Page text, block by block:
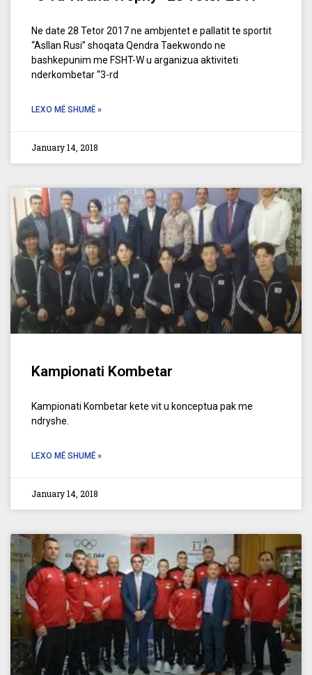
Ne date 28 Tetor 2017 ne ambjentet e pallatit te sportit
“Asllan Rusi” shoqata Qendra Taekwondo ne
bashkepunim me FSHT-W u arganizua aktiviteti
nderkombetar “3-rd
LEXO MË SHUMË »
January 14, 2018
Kampionati Kombetar
Kampionati Kombetar kete vit u konceptua pak me
ndryshe.
LEXO MË SHUMË »
January 14, 2018